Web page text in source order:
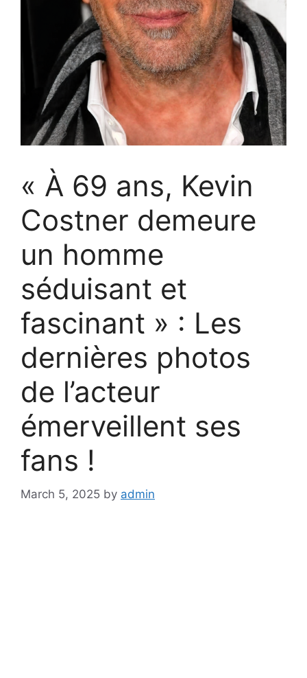
« À 69 ans, Kevin
Costner demeure
un homme
séduisant et
fascinant » : Les
dernières photos
de l’acteur
émerveillent ses
fans !
March 5, 2025 by admin